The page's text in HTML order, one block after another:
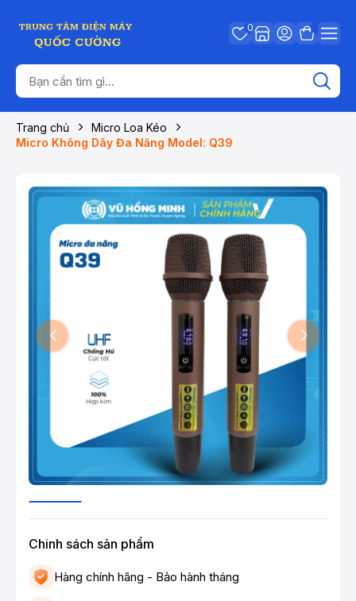
0
Trang chủ
Micro Loa Kéo
Micro Không Dây Đa Năng Model: Q39
Chinh sách sản phẩm
Hàng chính hãng - Bảo hành tháng